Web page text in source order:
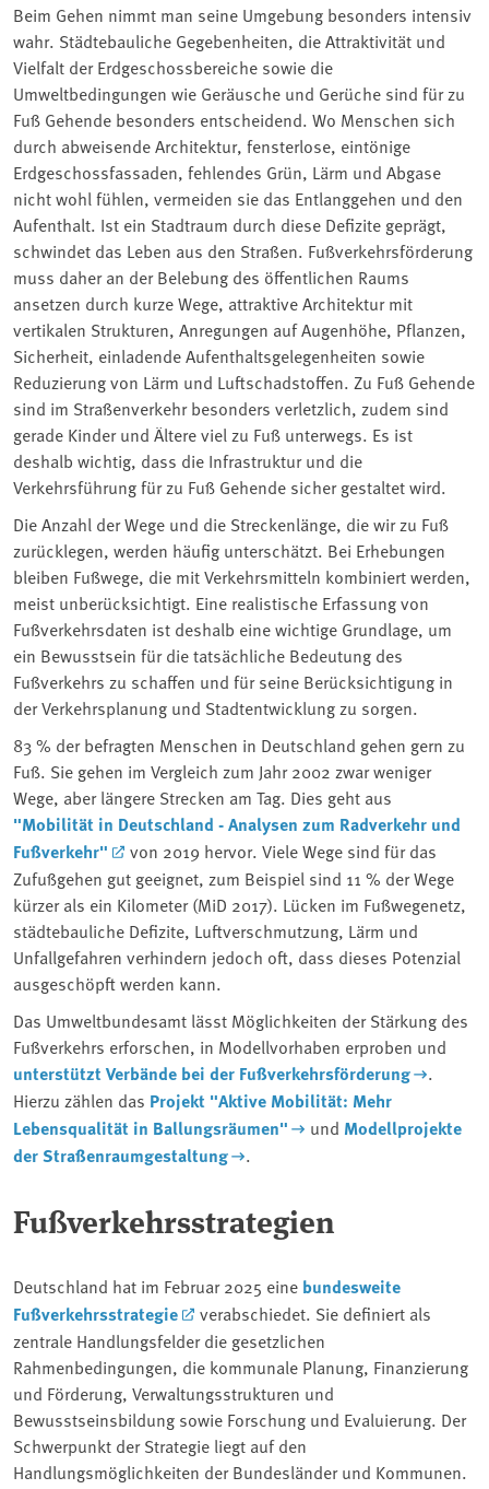
Beim Gehen nimmt man seine Umgebung besonders intensiv
wahr. Städtebauliche Gegebenheiten, die Attraktivität und
Vielfalt der Erdgeschossbereiche sowie die
Umweltbedingungen wie Geräusche und Gerüche sind für zu
Fuß Gehende besonders entscheidend. Wo Menschen sich
durch abweisende Architektur, fensterlose, eintönige
Erdgeschossfassaden, fehlendes Grün, Lärm und Abgase
nicht wohl fühlen, vermeiden sie das Entlanggehen und den
Aufenthalt. Ist ein Stadtraum durch diese Defizite geprägt,
schwindet das Leben aus den Straßen. Fußverkehrsförderung
muss daher an der Belebung des öffentlichen Raums
ansetzen durch kurze Wege, attraktive Architektur mit
vertikalen Strukturen, Anregungen auf Augenhöhe, Pflanzen,
Sicherheit, einladende Aufenthaltsgelegenheiten sowie
Reduzierung von Lärm und Luftschadstoffen. Zu Fuß Gehende
sind im Straßenverkehr besonders verletzlich, zudem sind
gerade Kinder und Ältere viel zu Fuß unterwegs. Es ist
deshalb wichtig, dass die Infrastruktur und die
Verkehrsführung für zu Fuß Gehende sicher gestaltet wird.
Die Anzahl der Wege und die Streckenlänge, die wir zu Fuß
zurücklegen, werden häufig unterschätzt. Bei Erhebungen
bleiben Fußwege, die mit Verkehrsmitteln kombiniert werden,
meist unberücksichtigt. Eine realistische Erfassung von
Fußverkehrsdaten ist deshalb eine wichtige Grundlage, um
ein Bewusstsein für die tatsächliche Bedeutung des
Fußverkehrs zu schaffen und für seine Berücksichtigung in
der Verkehrsplanung und Stadtentwicklung zu sorgen.
83 % der befragten Menschen in Deutschland gehen gern zu
Fuß. Sie gehen im Vergleich zum Jahr 2002 zwar weniger
Wege, aber längere Strecken am Tag. Dies geht aus
"Mobilität in Deutschland - Analysen zum Radverkehr und
Fußverkehr"
von 2019 hervor. Viele Wege sind für das
Zufußgehen gut geeignet, zum Beispiel sind 11 % der Wege
kürzer als ein Kilometer (MiD 2017). Lücken im Fußwegenetz,
städtebauliche Defizite, Luftverschmutzung, Lärm und
Unfallgefahren verhindern jedoch oft, dass dieses Potenzial
ausgeschöpft werden kann.
Das Umweltbundesamt lässt Möglichkeiten der Stärkung des
Fußverkehrs erforschen, in Modellvorhaben erproben und
unterstützt Verbände bei der Fußverkehrsförderung
.
Hierzu zählen das Projekt "Aktive Mobilität: Mehr
Lebensqualität in Ballungsräumen"
und Modellprojekte
der Straßenraumgestaltung
.
Fußverkehrsstrategien
Deutschland hat im Februar 2025 eine bundesweite
Fußverkehrsstrategie
verabschiedet. Sie definiert als
zentrale Handlungsfelder die gesetzlichen
Rahmenbedingungen, die kommunale Planung, Finanzierung
und Förderung, Verwaltungsstrukturen und
Bewusstseinsbildung sowie Forschung und Evaluierung. Der
Schwerpunkt der Strategie liegt auf den
Handlungsmöglichkeiten der Bundesländer und Kommunen.